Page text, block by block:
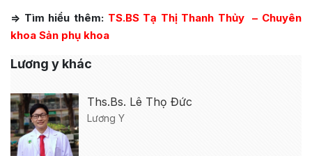
=> Tìm hiểu thêm: TS.BS Tạ Thị Thanh Thủy – Chuyên
khoa Sản phụ khoa
Lương y khác
Ths.Bs. Lê Thọ Đức
Lương Y